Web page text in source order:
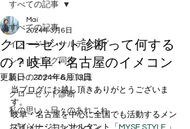
すべての記事
イメージコンサルティング
ショッピング同行
装いのマナー＆豆知識
クローゼット診断
私の思い・日々のあれこれ
お知らせ・キャンペーン
すべての記事
クローゼット診断って何する
の？岐阜・名古屋のイメコン
Mai
2024年3月6日
更新日：2024年6月13日
当ブログにお越し頂きありがとうございま
す。
岐阜・名古屋を中心に全国でも活動するメン
ズイメージコンサルタント「 MYSE STYLE. 」